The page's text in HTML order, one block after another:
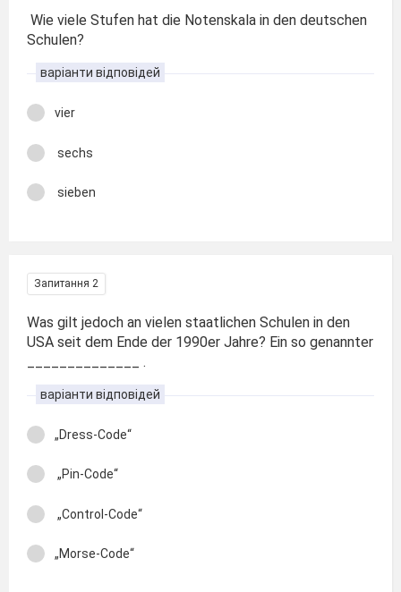
Wie viele Stufen hat die Notenskala in den deutschen
Schulen?
варіанти відповідей
vier
sechs
sieben
Запитання 2
Was gilt jedoch an vielen staatlichen Schulen in den
USA seit dem Ende der 1990er Jahre? Ein so genannter
______________ .
варіанти відповідей
„Dress-Code“
„Pin-Code“
„Control-Code“
„Morse-Code“